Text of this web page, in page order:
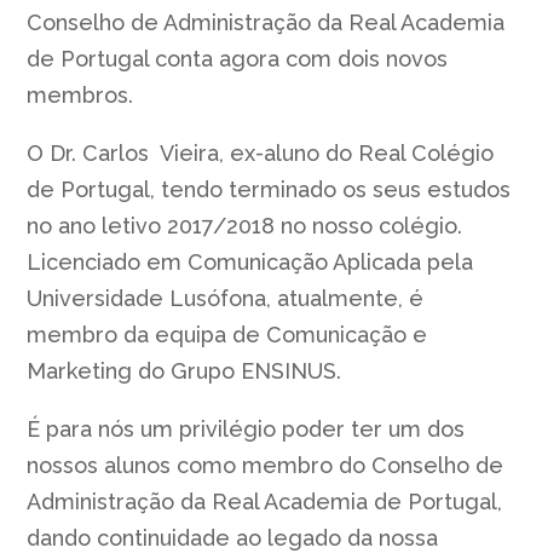
Conselho de Administração da Real Academia
de Portugal conta agora com dois novos
membros.
O Dr. Carlos Vieira, ex-aluno do Real Colégio
de Portugal, tendo terminado os seus estudos
no ano letivo 2017/2018 no nosso colégio.
Licenciado em Comunicação Aplicada pela
Universidade Lusófona, atualmente, é
membro da equipa de Comunicação e
Marketing do Grupo ENSINUS.
É para nós um privilégio poder ter um dos
nossos alunos como membro do Conselho de
Administração da Real Academia de Portugal,
dando continuidade ao legado da nossa